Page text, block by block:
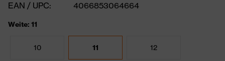
EAN / UPC:
4066853064664
Weite: 11
10 11 12